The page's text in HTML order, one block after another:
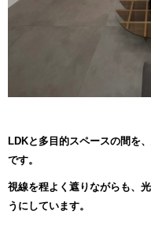
LDKと多目的スペースの間を
です。
視線を程よく遮りながらも、
うにしています。